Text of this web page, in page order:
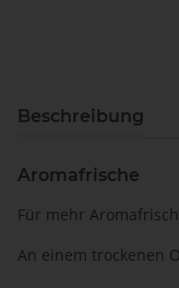
Beschreibung
Aromafrische
Für mehr
An einem trockenen